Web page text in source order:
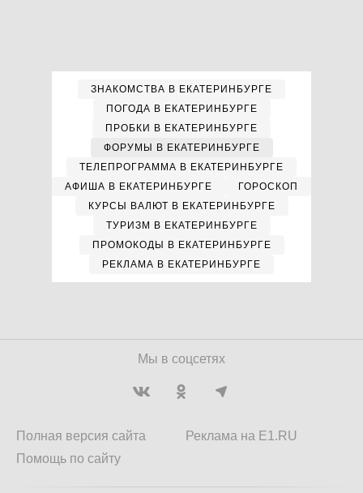
ЗНАКОМСТВА В ЕКАТЕРИНБУРГЕ
ПОГОДА В ЕКАТЕРИНБУРГЕ
ПРОБКИ В ЕКАТЕРИНБУРГЕ
ФОРУМЫ В ЕКАТЕРИНБУРГЕ
ТЕЛЕПРОГРАММА В ЕКАТЕРИНБУРГЕ
АФИША В ЕКАТЕРИНБУРГЕ
ГОРОСКОП
КУРСЫ ВАЛЮТ В ЕКАТЕРИНБУРГЕ
ТУРИЗМ В ЕКАТЕРИНБУРГЕ
ПРОМОКОДЫ В ЕКАТЕРИНБУРГЕ
РЕКЛАМА В ЕКАТЕРИНБУРГЕ
Мы в соцсетях
Полная версия сайта
Помощь по сайту
Реклама на E1.RU